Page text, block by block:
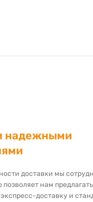
надежными
доставки мы
нам
доставку и